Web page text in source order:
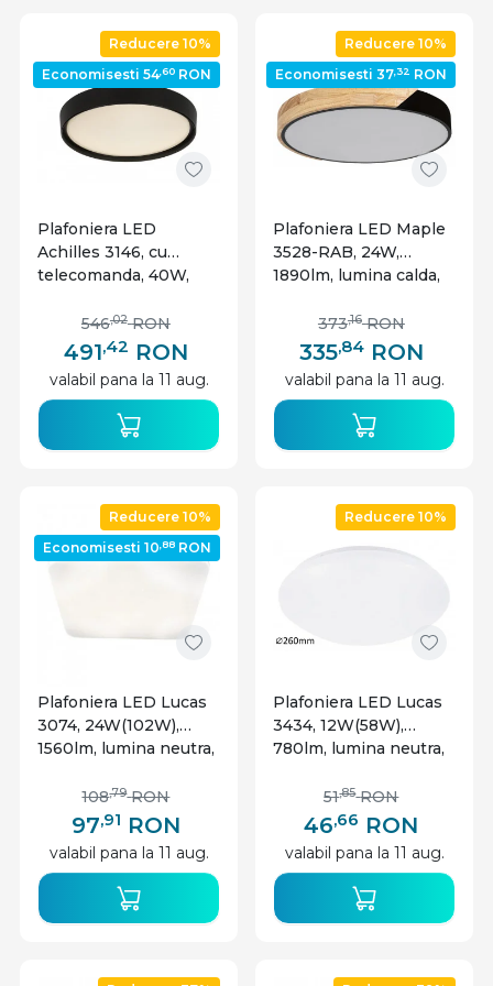
Reducere 10%
Economisesti 54,60 RON
Plafoniera LED
Achilles 3146, cu
telecomanda, 40W,
calda+neutra+rece,
IP20, neagra, Rabalux
491,42 RON
546,02 RON
valabil pana la 11 aug.
Reducere 10%
Economisesti 37 ,32 RON
Plafoniera LED Maple
3528-RAB, 24W,
1890lm, lumina calda,
Rabalux
335,84 RON
373,16 RON
valabil pana la 11 aug.
Reducere 10%
Economisesti 10,88 RON
Plafoniera LED Lucas
3074, 24W(102W),
1560lm, lumina neutra,
97,91 RON
108,79 RON
valabil pana la 11 aug.
Reducere 10%
Plafoniera LED Lucas
3434, 12W(58W),
780lm, lumina neutra,
46,66 RON
51,85 RON
valabil pana la 11 aug.